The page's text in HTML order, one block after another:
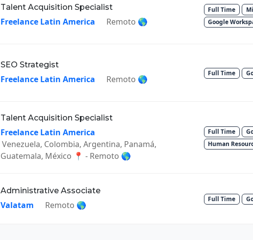
Talent Acquisition Specialist
Freelance Latin America Remoto 🌎
Full Time
Google
SEO Strategist
Freelance Latin America Remoto 🌎
Full Time
Talent Acquisition Specialist
Freelance Latin America
Venezuela, Colombia, Argentina, Panamá,
Guatemala, México 📍 - Remoto 🌎
Full Time
Human
Administrative Associate
Valatam Remoto 🌎
Full Time